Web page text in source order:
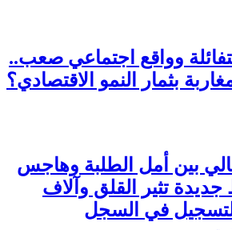
وواقع اجتماعي صعب..
بثمار النمو الاقتصادي؟
بين أمل الطلبة وهاجس
تثير القلق وآلاف
في السجل